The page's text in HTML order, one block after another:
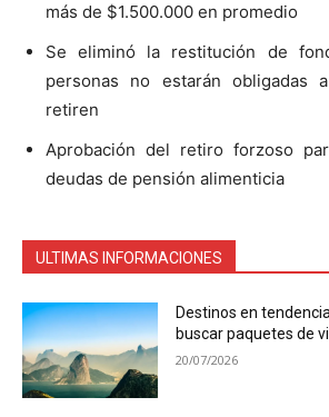
más de $1.500.000 en promedio
Se eliminó la restitución de
personas no estarán obligadas
retiren
Aprobación del retiro forzoso
deudas de pensión alimenticia
ULTIMAS INFORMACIONES
Destinos en
buscar paquetes de
20/07/2026